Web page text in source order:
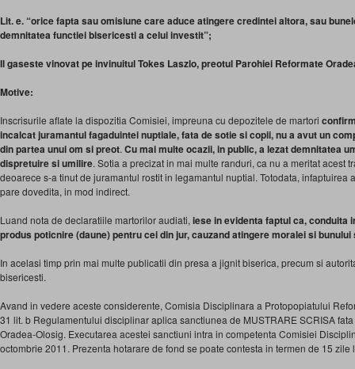
Lit. e. “orice fapta sau omisiune care aduce atingere credintei altora, sau
demnitatea functiei bisericesti a celui investit”;
Il gaseste vinovat pe invinuitul Tokes Laszlo, preotul Parohiei Reformate
Motive:
Inscrisurile aflate la dispozitia Comisiei, impreuna cu depozitele de martori
incalcat juramantul fagaduintei nuptiale, fata de sotie si copii, nu a avut un
din partea unui om si preot. Cu mai multe ocazii, in public, a lezat demnitatea
dispretuire si umilire. Sotia a precizat in mai multe randuri, ca nu a meritat acest
deoarece s-a tinut de juramantul rostit in legamantul nuptial. Totodata, infaptuirea
pare dovedita, in mod indirect.
Luand nota de declaratiile martorilor audiati, iese in evidenta faptul ca, conduita
produs poticnire (daune) pentru cei din jur, cauzand atingere moralei si bunului
In acelasi timp prin mai multe publicatii din presa a jignit biserica, precum si
bisericesti.
Avand in vedere aceste considerente, Comisia Disciplinara a Protopopiatului
31 lit. b Regulamentului disciplinar aplica sanctiunea de MUSTRARE SCRISA
Oradea-Olosig. Executarea acestei sanctiuni intra in competenta Comisiei
octombrie 2011. Prezenta hotarare de fond se poate contesta in termen de 15